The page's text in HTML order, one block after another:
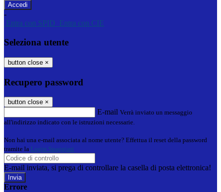
-
Entra con SPID Entra con CIE
Seleziona utente
button close ×
Recupero password
button close ×
E-mail Verrà inviato un messaggio
all'indirizzo indicato con le istruzioni necessarie.
Non hai una e-mail associata al nome utente? Effettua il reset della password
tramite la Login Spaggiari
E-mail inviata, si prega di controllare la casella di posta elettronica!
Errore